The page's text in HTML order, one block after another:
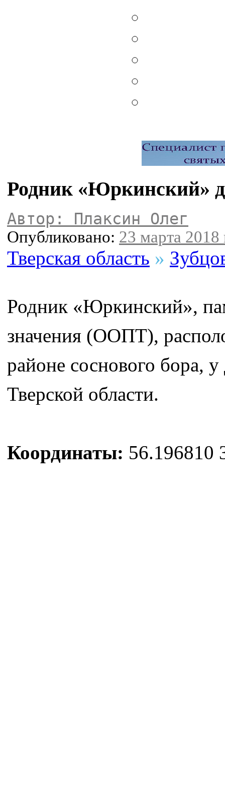
Родник «Юркинский»
Автор: Плаксин Олег
Опубликовано: 23 марта 2018
Тверская область »
Родник «Юркинский»,
значения (ООПТ),
районе соснового бора,
Тверской области.
Координаты: 56.196810